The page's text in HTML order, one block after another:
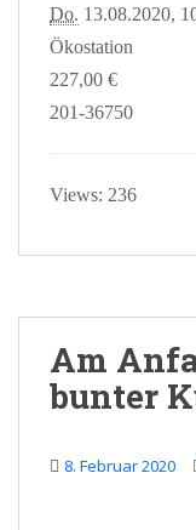
Do. 13.08.2020,
Ökostation
227,00 €
201-36750
Views: 236
Am
bunter
8. Februar 2020